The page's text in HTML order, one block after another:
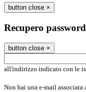
button close ×
Recupero password
button close ×
all'indirizzo indicato con le
Non hai una e-mail